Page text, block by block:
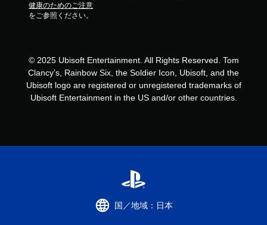
健康のためのご注意
をご参照ください。
© 2025 Ubisoft Entertainment. All Rights Reserved. Tom
Clancy’s, Rainbow Six, the Soldier Icon, Ubisoft, and the
Ubisoft logo are registered or unregistered trademarks of
Ubisoft Entertainment in the US and/or other countries.
国／地域：日本